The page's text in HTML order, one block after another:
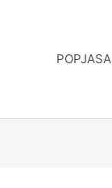
POPJASA